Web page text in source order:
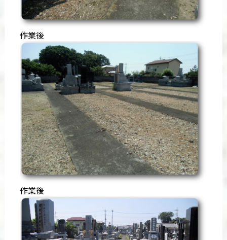
作業後
作業後